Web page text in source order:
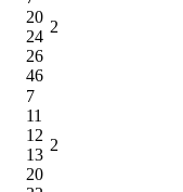
20
24
26
46
2
7
11
12
13
20
2